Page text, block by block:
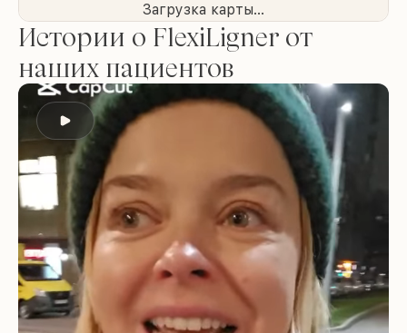
Загрузка карты...
Истории о FlexiLigner от
наших пациентов